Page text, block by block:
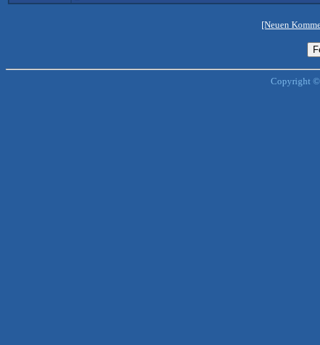
[Neuen
Copyright ©